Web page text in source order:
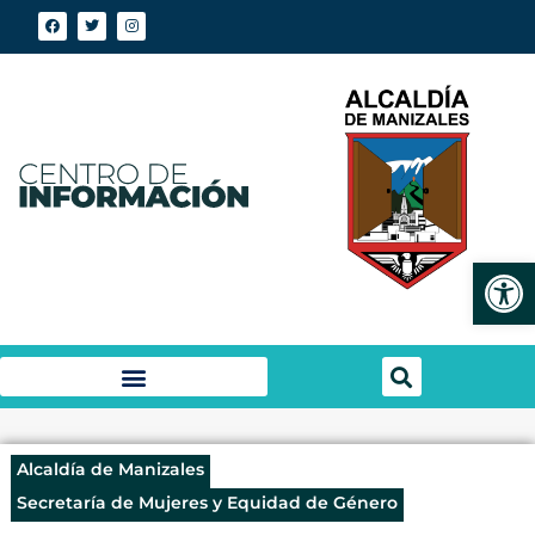
Alcaldía de Manizales
Secretaría de Mujeres y Equidad de Género